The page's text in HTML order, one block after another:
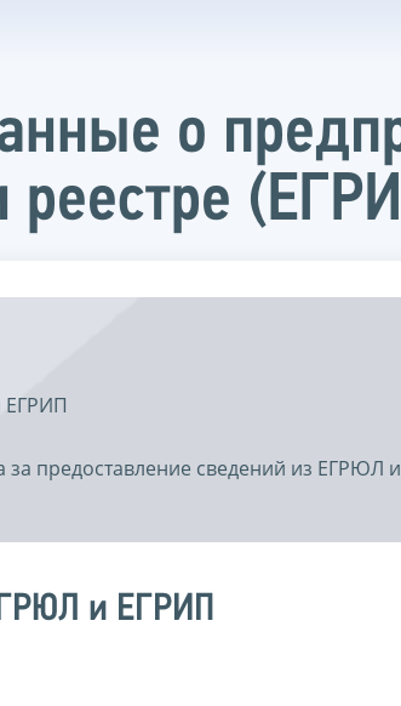
о
реестре
ЕГРИП
за предоставление сведений из ЕГРЮЛ
и ЕГРИП